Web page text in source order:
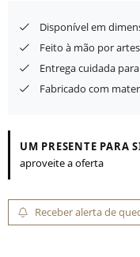
Disponível em
Feito à mão por
Entrega cuidada
Fabricado com
UM PRESENTE PARA
aproveite a oferta
Receber alerta de